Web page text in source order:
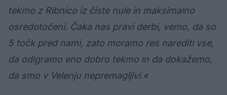
tekmo z Ribnico iz čiste nule in maksimalno
osredotočeni. Čaka nas pravi derbi, vemo, da so
5 točk pred nami, zato moramo res narediti vse,
da odigramo eno dobro tekmo in da dokažemo,
da smo v Velenju nepremagljivi.«